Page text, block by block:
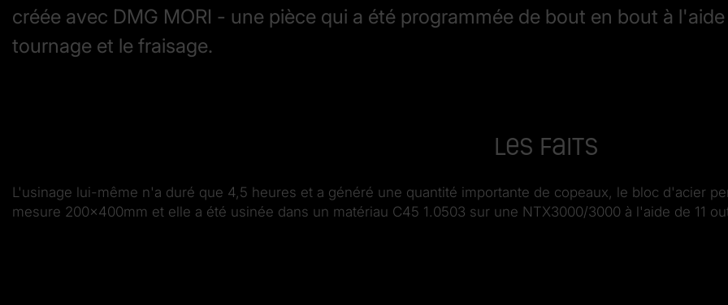
créée avec DMG MORI - une pièce qui a été programmée de bout en bout à
tournage et le fraisage.
Les faits
L'usinage lui-même n'a duré que 4,5 heures et a généré une quantité importante de copeaux, le bloc d'acier
mesure 200x400mm et elle a été usinée dans un matériau C45 1.0503 sur une NTX3000/3000 à l'aide de 11